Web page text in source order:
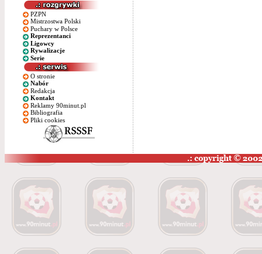
PZPN
Mistrzostwa Polski
Puchary w Polsce
Reprezentanci
Ligowcy
Rywalizacje
Serie
O stronie
Nabór
Redakcja
Kontakt
Reklamy 90minut.pl
Bibliografia
Pliki cookies